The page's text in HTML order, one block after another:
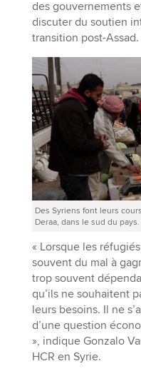
des gouvernements
discuter du soutien
transition post-Assad.
Des Syriens font leurs
Deraa, dans le sud du
« Lorsque les
souvent du mal à
trop souvent
qu’ils ne souhaitent
leurs besoins. Il ne
d’une question
», indique Gonzalo
HCR en Syrie.